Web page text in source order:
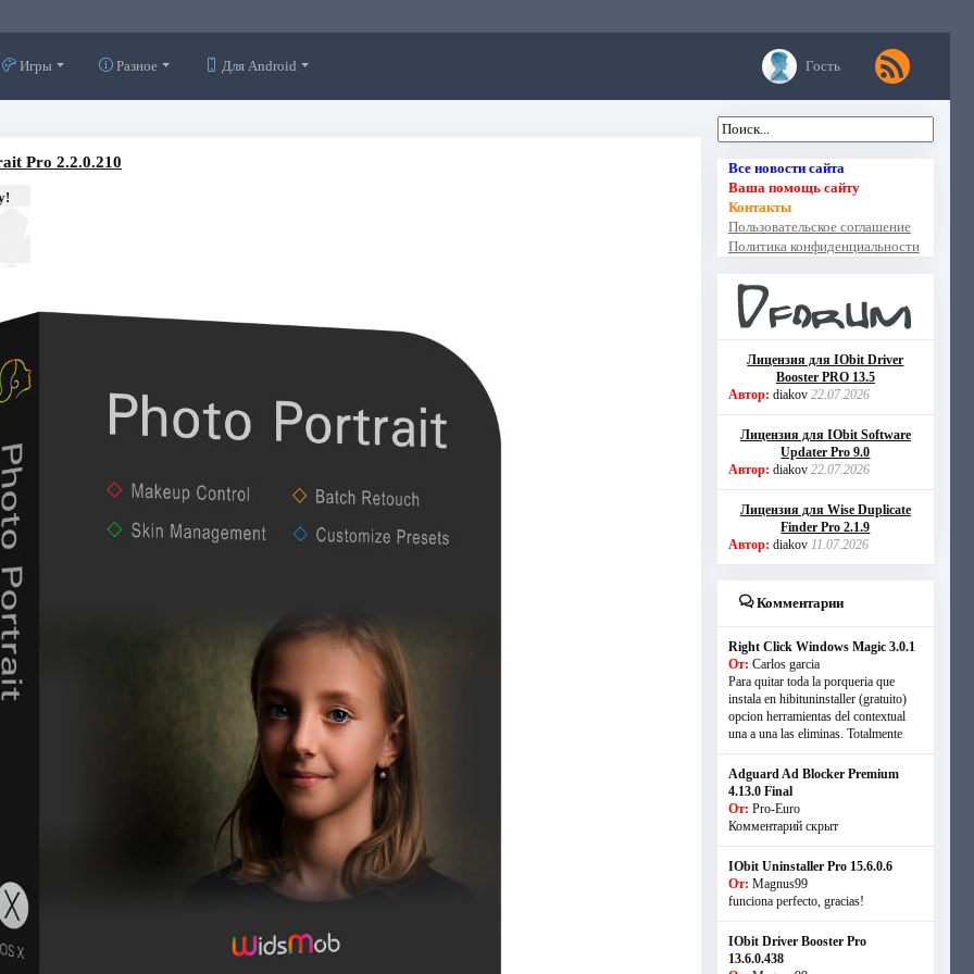
Игры Разное Для Android Гость
Pro 2.2.0.210
Все новости сайта
Ваша помощь сайту
Контакты
Пользовательское соглашение
Политика конфиденциальности
Лицензия для IObit Driver
Booster PRO 13.5
Автор: diakov 22.07.2026
Лицензия для IObit Software
Updater Pro 9.0
Автор: diakov 22.07.2026
Лицензия для Wise Duplicate
Finder Pro 2.1.9
Автор: diakov 11.07.2026
Комментарии
Right Click Windows Magic 3.0.1
От: Carlos garcia
Para quitar toda la porqueria que
instala en hibituninstaller (gratuito)
opcion herramientas del contextual
una a una las eliminas. Totalmente
Adguard Ad Blocker Premium
4.13.0 Final
От: Pro-Euro
Комментарий скрыт
IObit Uninstaller Pro 15.6.0.6
От: Magnus99
funciona perfecto, gracias!
IObit Driver Booster Pro
13.6.0.438